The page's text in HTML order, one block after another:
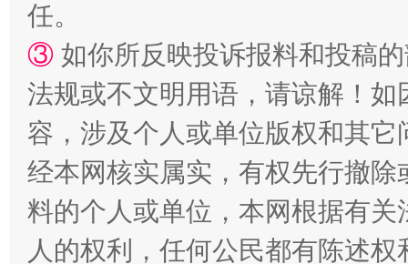
任。
③ 如你所反映投诉报料和投稿
法规或不文明用语，请谅解！
容，涉及个人或单位版权和其它
经本网核实属实，有权先行撤
料的个人或单位，本网根据有
人的权利，任何公民都有陈述